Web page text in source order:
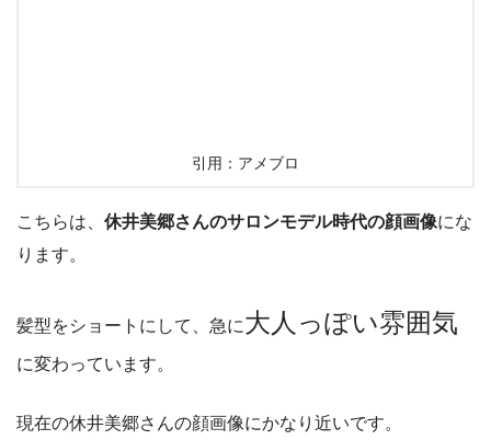
引用：アメブロ
こちらは、 休井美郷さんのサロンモデル時代の顔画像にな
ります。
髪型をショートにして、急に大人っぽい雰囲気
に変わっています。
現在の休井美郷さんの顔画像にかなり近いです。